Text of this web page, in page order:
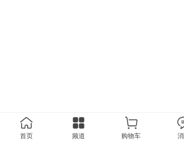
首页 频道 购物车